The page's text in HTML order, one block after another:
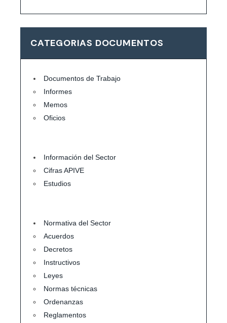
CATEGORIAS DOCUMENTOS
Documentos de Trabajo
Informes
Memos
Oficios
Información del Sector
Cifras APIVE
Estudios
Normativa del Sector
Acuerdos
Decretos
Instructivos
Leyes
Normas técnicas
Ordenanzas
Reglamentos